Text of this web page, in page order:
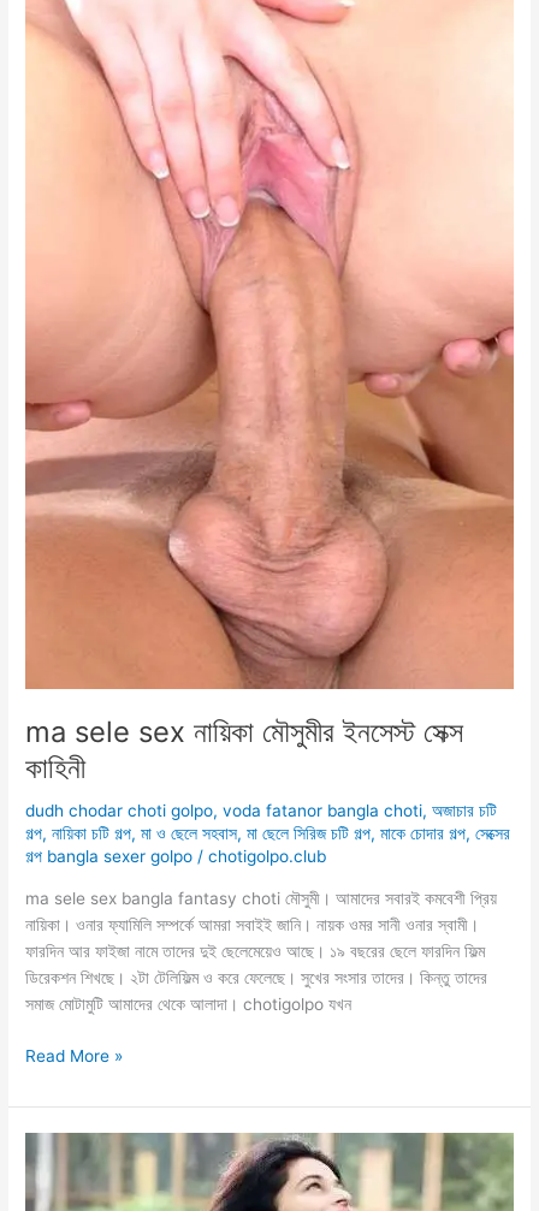
Sex
ma sele sex নায়িকা মৌসুমীর ইনসেস্ট সেক্স
কাহিনী
dudh chodar choti golpo,voda fatanor bangla choti,অজাচার চটি
গল্প,নায়িকা চটি গল্প,মা ও ছেলে সহবাস,মা ছেলে সিরিজ চটি গল্প,মাকে চোদার গল্প,সেক্সের
গল্প bangla sexer golpo /chotigolpo.club
ma sele sex bangla fantasy choti মৌসুমী। আমাদের সবারই কমবেশী প্রিয়
নায়িকা। ওনার ফ্যামিলি সম্পর্কে আমরা সবাইই জানি। নায়ক ওমর সানী ওনার স্বামী।
ফারদিন আর ফাইজা নামে তাদের দুই ছেলেমেয়েও আছে। ১৯ বছরের ছেলে ফারদিন ফিল্ম
ডিরেকশন শিখছে। ২টা টেলিফিল্ম ও করে ফেলেছে। সুখের সংসার তাদের। কিন্তু তাদের
সমাজ মোটামুটি আমাদের থেকে আলাদা। chotigolpo যখন
ma
sex
নায়িকা
মৌসুমীর
ইনসেস্ট
Read More »